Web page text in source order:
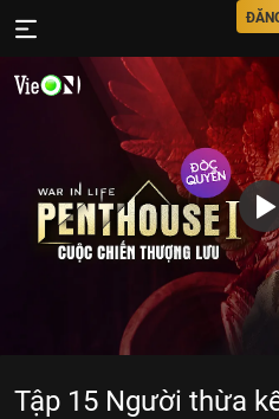
Tập 15 Người thừa